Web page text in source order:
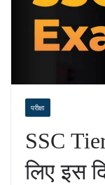
परीक्षा
SSC
लिए इस